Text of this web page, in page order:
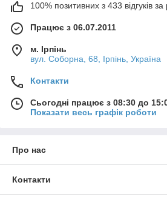
100% позитивних з 433 відгуків за
Працює з 06.07.2011
м. Ірпінь
вул. Соборна, 68, Ірпінь, Україна
Контакти
Сьогодні працює з 08:30 до
Показати весь графік роботи
Про нас
Контакти